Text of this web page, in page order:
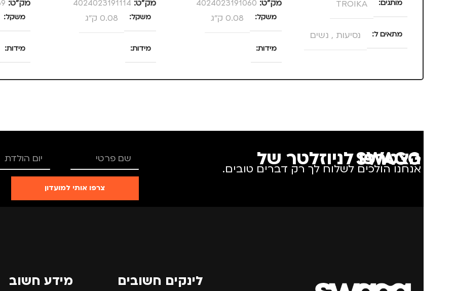
מותגים TROIKA
מתאים ל נסיעות , נשים
מק”ט: 4024023191060
משקל 0.08 ק"ג
מידות
25 × 13.5 × 4 סנטימטרים
מותגים TROIKA
מק”ט: 4024023191114
משקל 0.08 ק"ג
מידות
25 × 13.5 × 4 סנטימטרים
מותגים TROIKA
מתאים ל גברים ,נשים
מק”ט:
משקל
מידות
25 × 13.5 × 4 סנטימטרים
מותגים
מתאים ל
הצטרפו לניוזלטר של SWAGG
אנחנו הולכים לשלוח לך רק דברים טובים.
צרפו אותי למועדון
לינקים חשובים מידע חשוב